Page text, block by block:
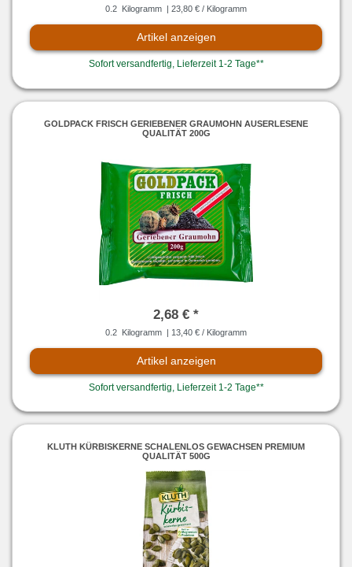
0.2 Kilogramm | 23,80 € / Kilogramm
Artikel anzeigen
Sofort versandfertig, Lieferzeit 1-2 Tage**
GOLDPACK FRISCH GERIEBENER GRAUMOHN AUSERLESENE
QUALITÄT 200G
2,68 € *
0.2 Kilogramm | 13,40 € / Kilogramm
Artikel anzeigen
Sofort versandfertig, Lieferzeit 1-2 Tage**
KLUTH KÜRBISKERNE SCHALENLOS GEWACHSEN PREMIUM
QUALITÄT 500G